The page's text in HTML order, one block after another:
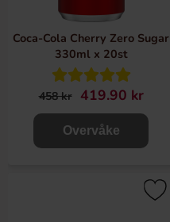
Coca-Cola Cherry Zero Sugar
330ml x 20st
458 kr 419.90 kr
Overvåke